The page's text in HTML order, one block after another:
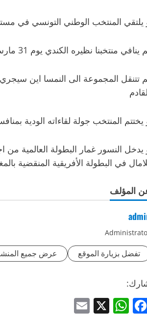
المنتخب الوطني التونسي في مستهل تحضيراته يوم 28 الجاري
ينافي منتخبنا نظيره الكندي يوم 31 مارس على نفس الملعب
يختتم المنتخب جولة لقاءاته الودية بمنافسة
يدخل النسور غمار البطولة العالمية
في البطولة الأفريقية المنقضية
المؤلف
تفضل بزيارة الموقع عرض جميع
Facebook
WhatsApp
X